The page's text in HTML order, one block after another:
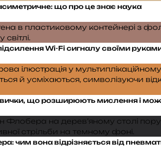
що про це знає наука
Wi-Fi сигналу своїми
що розширюють мислення і
чим вона відрізняється від